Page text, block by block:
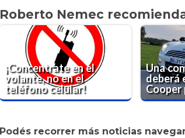
Roberto Nemec
¡Concentrate en el
volante, no en el
teléfono celular!
Una
deberá
Cooper
Podés recorrer más noticias